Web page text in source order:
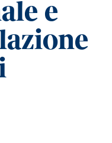
e